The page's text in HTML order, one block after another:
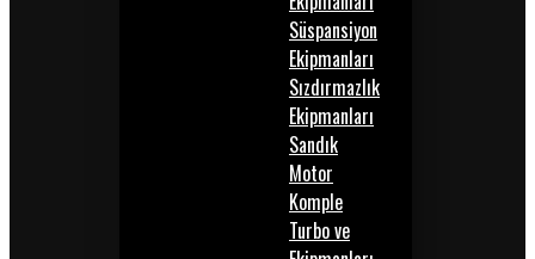
Süspansiyon
Ekipmanları
Sızdırmazlık
Ekipmanları
Sandık
Motor
Komple
Turbo ve